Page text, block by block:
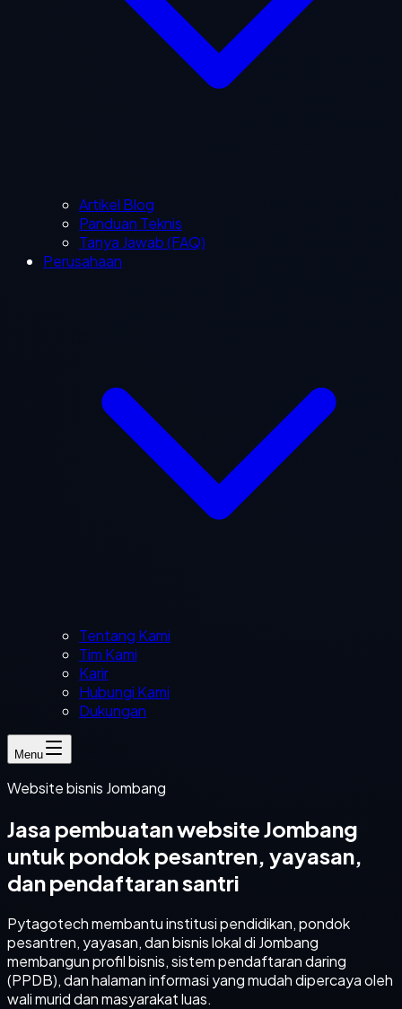
Artikel Blog
Panduan Teknis
Tanya Jawab (FAQ)
Perusahaan
Tentang Kami
Tim Kami
Karir
Hubungi Kami
Dukungan
Menu
Website bisnis Jombang
Jasa pembuatan website Jombang
untuk pondok pesantren, yayasan,
dan pendaftaran santri
Pytagotech membantu institusi pendidikan, pondok
pesantren, yayasan, dan bisnis lokal di Jombang
membangun profil bisnis, sistem pendaftaran daring
(PPDB), dan halaman informasi yang mudah dipercaya oleh
wali murid dan masyarakat luas.